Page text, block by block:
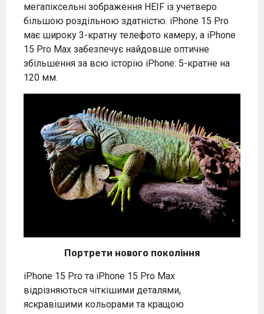
мегапіксельні зображення HEIF із учетверо
більшою роздільною здатністю. iPhone 15 Pro
має широку 3-кратну телефото камеру, а iPhone
15 Pro Max забезпечує найдовше оптичне
збільшення за всю історію iPhone: 5-кратне на
120 мм.
Портрети нового покоління
iPhone 15 Pro та iPhone 15 Pro Max
відрізняються чіткішими деталями,
яскравішими кольорами та кращою